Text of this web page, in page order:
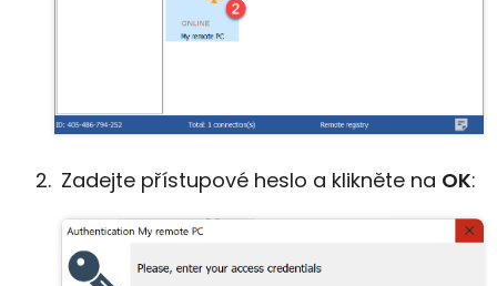
Zadejte přístupové heslo a klikněte na OK: